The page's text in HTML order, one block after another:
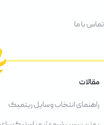
تماس با ما
مقالات
راهنمای انتخاب وسایل ریتمیک